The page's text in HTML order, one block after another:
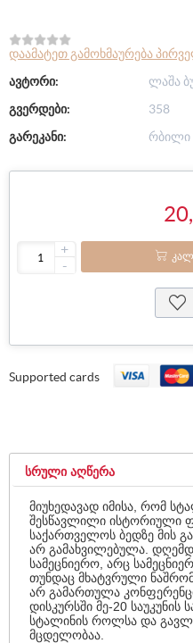
დაამატეთ გამოხმაურება
ავტორი:
ლაშა
გვერდები:
358
გარეკანი:
რბილი
+
-
Supported cards
ᲡᲠᲣᲚᲘ ᲐᲦᲬᲔᲠᲐ
მიუხედავად იმისა, რომ
შესწავლილი ისტორიული
საქართველოს ბედზე მის
არ გამახვილებულა.
სამეცნიერო, არც
თუნდაც მხატვრული
არ გამართულა
დისკურსში მე-20
სტალინის როლსა და
მცდელობაა.